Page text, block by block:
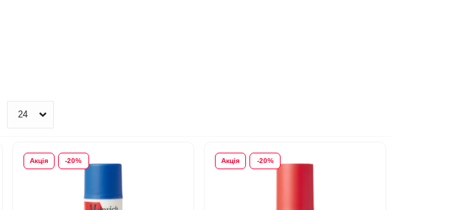
Акція -20% Акція -20%